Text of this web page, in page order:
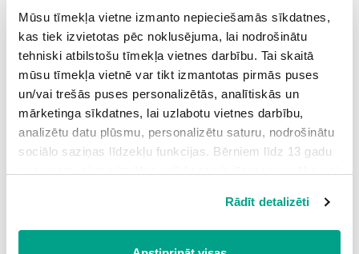
Mūsu tīmekļa vietne izmanto nepieciešamās sīkdatnes,
kas tiek izvietotas pēc noklusējuma, lai nodrošinātu
tehniski atbilstošu tīmekļa vietnes darbību. Tai skaitā
mūsu tīmekļa vietnē var tikt izmantotas pirmās puses
un/vai trešās puses personalizētās, analītiskās un
mārketinga sīkdatnes, lai uzlabotu vietnes darbību,
analizētu datu plūsmu, personalizētu saturu, nodrošinātu
sociālo saziņas līdzekļu funkcijas. Bērniem līdz 13 gadu
Spiežot uz pogas “Apstiprināt visas”, Jūs piekrītat visām
sīkdatnēm, kas atrodas šajā tīmekļa vietnē, ieskaitot
trešo pušu mārketinga sīkdatnes. Spiežot uz pogas
Rādīt detalizēti
13. Nezināmo starpība un attiecība tekstā III
Grūtības pakāpe: augsta
14. Nezināmo summa un starpība. Skaitļi
Grūtības pakāpe: zema
15. Nezināmo summa un starpība tekstā I
Grūtības pakāpe: vidēja
16. Nezināmo summa un starpība tekstā II 2
17. Nezināmo summa un dalījums 3